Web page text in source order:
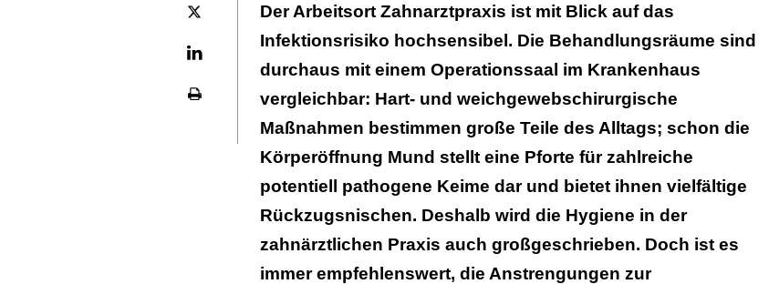
Plattform
Der Arbeitsort Zahnarztpraxis ist mit Blick auf das
Infektionsrisiko hochsensibel. Die Behandlungsräume sind
durchaus mit einem Operationssaal im Krankenhaus
vergleichbar: Hart- und weichgewebschirurgische
Maßnahmen bestimmen große Teile des Alltags; schon die
Körperöffnung Mund stellt eine Pforte für zahlreiche
potentiell pathogene Keime dar und bietet ihnen vielfältige
Rückzugsnischen. Deshalb wird die Hygiene in der
zahnärztlichen Praxis auch großgeschrieben. Doch ist es
immer empfehlenswert, die Anstrengungen zur